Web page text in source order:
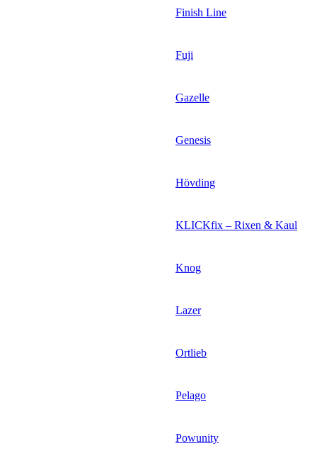
Finish Line
Fuji
Gazelle
Genesis
Hövding
KLICKfix – Rixen & Kaul
Knog
Lazer
Ortlieb
Pelago
Powunity